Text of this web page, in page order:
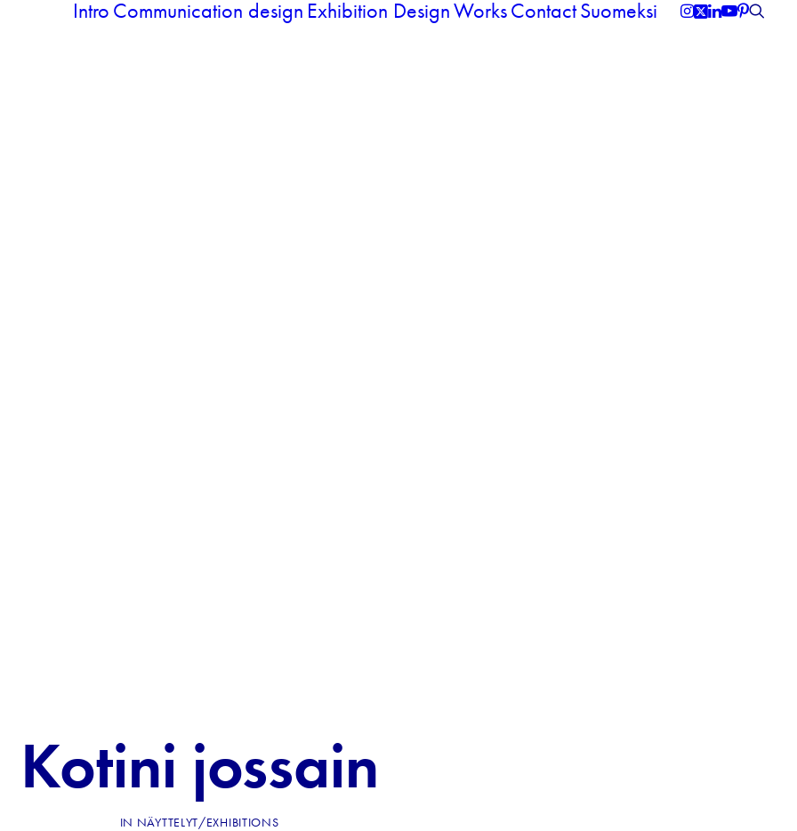
IntroCommunication design Exhibition DesignWorksContactSuomeksi
Kotini jossain
IN NÄYTTELYT/EXHIBITIONS